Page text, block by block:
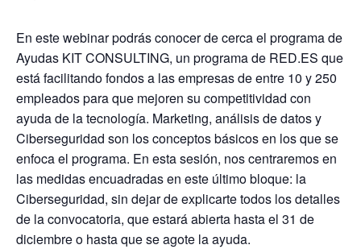
En este webinar podrás conocer de cerca el programa de
Ayudas KIT CONSULTING, un programa de RED.ES que
está facilitando fondos a las empresas de entre 10 y 250
empleados para que mejoren su competitividad con
ayuda de la tecnología. Marketing, análisis de datos y
Ciberseguridad son los conceptos básicos en los que se
enfoca el programa. En esta sesión, nos centraremos en
las medidas encuadradas en este último bloque: la
Ciberseguridad, sin dejar de explicarte todos los detalles
de la convocatoria, que estará abierta hasta el 31 de
diciembre o hasta que se agote la ayuda.